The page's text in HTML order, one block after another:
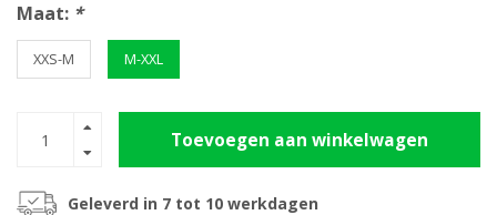
Maat: *
XXS-M M-XXL
Toevoegen aan winkelwagen
Geleverd in 7 tot 10 werkdagen